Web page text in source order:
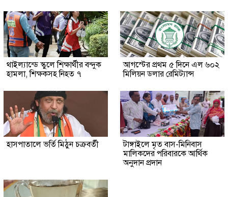
থাইল্যান্ডে স্কুলে শিক্ষার্থীর বন্দুক
হামলা, শিক্ষকসহ নিহত ৭
আগস্টের প্রথম ৫ দিনে এল ৬০২
মিলিয়ন ডলার রেমিট্যান্স
হাসপাতালে ভর্তি মিঠুন চক্রবর্তী
টাঙ্গাইলে মৃত বাস-মিনিবাস
মালিকদের পরিবারকে আর্থিক
অনুদান প্রদান